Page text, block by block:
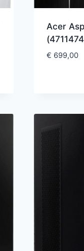
Acer
€ 699,00